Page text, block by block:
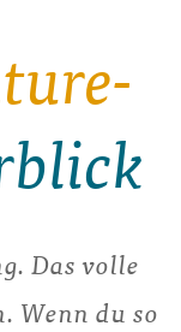
Das volle
Wenn du so